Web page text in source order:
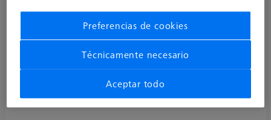
Preferencias de cookies
Técnicamente necesario
Aceptar todo